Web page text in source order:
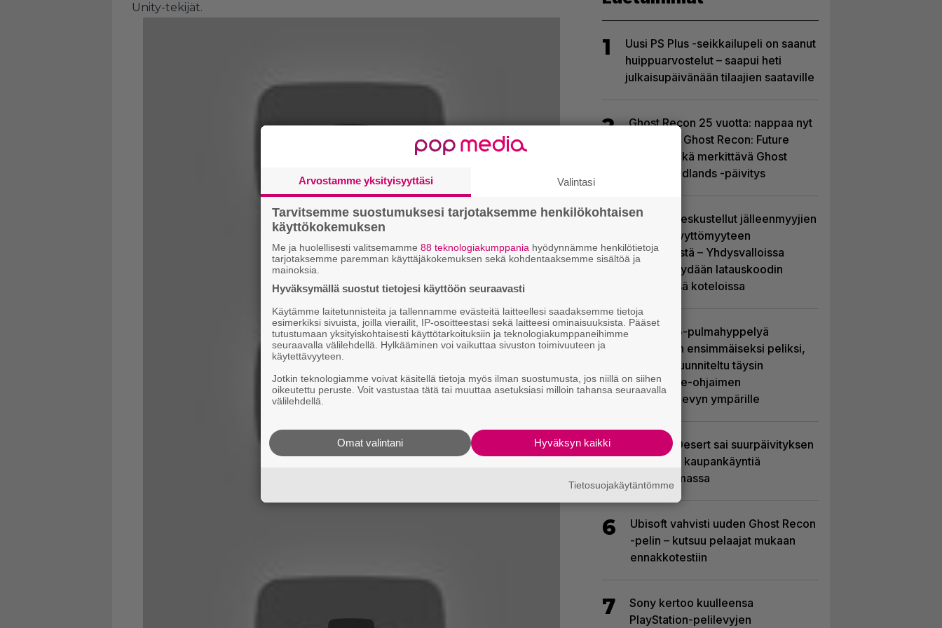
Unity-tekijät.
1
Uusi PS Plus -seikkailupeli on saanut
huippuarvostelut – saapui heti
julkaisupäivänään tilaajien saataville
2
Ghost Recon 25 vuotta: nappaa nyt
ilmaiseksi Ghost Recon: Future
Soldier sekä merkittävä Ghost
Recon Wildlands -päivitys
3
Sony on keskustellut jälleenmyyjien
kanssa levyttömyyteen
siirtymisestä – Yhdysvalloissa
pelejä myydään latauskoodin
sisältävissä koteloissa
4
Uutta PS5-pulmahyppelyä
kuvaillaan ensimmäiseksi peliksi,
joka on suunniteltu täysin
DualSense-ohjaimen
kosketuslevyn ympärille
5
Crimson Desert sai suurpäivityksen
– uudistaa kaupankäyntiä
pelimaailmassa
6
Ubisoft vahvisti uuden Ghost Recon
-pelin – kutsuu pelaajat mukaan
ennakkotestiin
7
Sony kertoo kuulleensa
PlayStation-pelilevyjen
Arvostamme yksityisyyttäsi Valintasi
Tarvitsemme suostumuksesi tarjotaksemme henkilökohtaisen
käyttökokemuksen
Me ja huolellisesti valitsemamme 88 teknologiakumppania hyödynnämme henkilötietoja
tarjotaksemme paremman käyttäjäkokemuksen sekä kohdentaaksemme sisältöä ja
mainoksia.
Hyväksymällä suostut tietojesi käyttöön seuraavasti
Käytämme laitetunnisteita ja tallennamme evästeitä laitteellesi saadaksemme tietoja
esimerkiksi sivuista, joilla vierailit, IP-osoitteestasi sekä laitteesi ominaisuuksista. Pääset
tutustumaan yksityiskohtaisesti käyttötarkoituksiin ja teknologiakumppaneihimme
seuraavalla välilehdellä. Hylkääminen voi vaikuttaa sivuston toimivuuteen ja
käytettävyyteen.
Jotkin teknologiamme voivat käsitellä tietoja myös ilman suostumusta, jos niillä on siihen
oikeutettu peruste. Voit vastustaa tätä tai muuttaa asetuksiasi milloin tahansa seuraavalla
välilehdellä.
Hyväksyn kaikki
Omat valintani
Tietosuojakäytäntömme